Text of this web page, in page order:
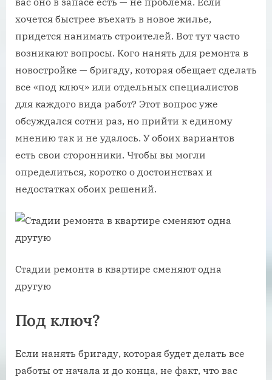
хочется быстрее въехать в новое жилье,
придется нанимать строителей. Вот тут часто
возникают вопросы. Кого нанять для ремонта в
новостройке — бригаду, которая обещает сделать
все «под ключ» или отдельных специалистов
для каждого вида работ? Этот вопрос уже
обсуждался сотни раз, но прийти к единому
мнению так и не удалось. У обоих вариантов
есть свои сторонники. Чтобы вы могли
определиться, коротко о достоинствах и
недостатках обоих решений.
Стадии ремонта в квартире сменяют одна
другую
Под ключ?
Если нанять бригаду, которая будет делать все
работы от начала и до конца, не факт, что вас